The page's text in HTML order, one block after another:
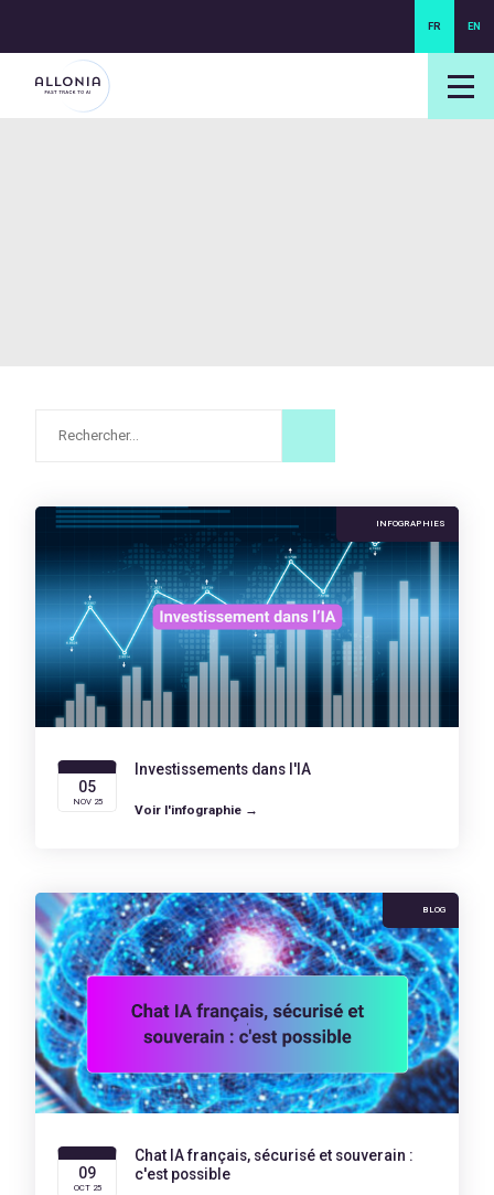
FR EN
INFOGRAPHIES
05
NOV 25
Investissements dans l'IA
Voir l'infographie →
BLOG
09
OCT 25
Chat IA français, sécurisé et souverain :
c'est possible